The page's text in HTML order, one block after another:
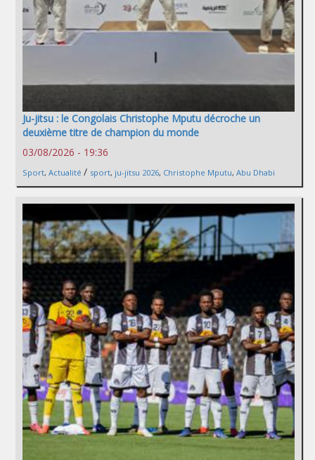
Ju-jitsu : le Congolais Christophe Mputu décroche un
deuxième titre de champion du monde
03/08/2026 - 19:36
Sport, Actualité / sport, ju-jitsu 2026, Christophe Mputu, Abu Dhabi